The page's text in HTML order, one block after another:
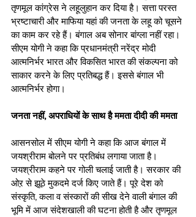
तृणमूल कांग्रेस ने लहूलुहान कर दिया है। सत्ता परस्त
भ्रष्टाचारी और माफिया यहां की जनता के लहू को चूसने
का काम कर रहे हैं। बंगाल अब सोनार बांग्ला नहीं रहा।
सीएम योगी ने कहा कि प्रधानमंत्री नरेंद्र मोदी
आत्मनिर्भर भारत और विकसित भारत की संकल्पना को
साकार करने के लिए प्रतिबद्ध हैं। इससे बंगाल भी
आत्मनिर्भर होगा।
जनता नहीं, अपराधियों के साथ है ममता दीदी की ममता
आसनसोल में सीएम योगी ने कहा कि आज बंगाल में
जयश्रीराम बोलने पर प्रतिबंध लगाया जाता है।
जयश्रीराम कहने पर गोली चलाई जाती है। सरकार की
ओऱ से झूठे मुकदमे दर्ज किए जाते हैं। पूरे देश को
संस्कृति, कला व संस्कारों की सीख देने वाली बंगाल की
भूमि में आज संदेशखाली की घटना होती है और तृणमूल